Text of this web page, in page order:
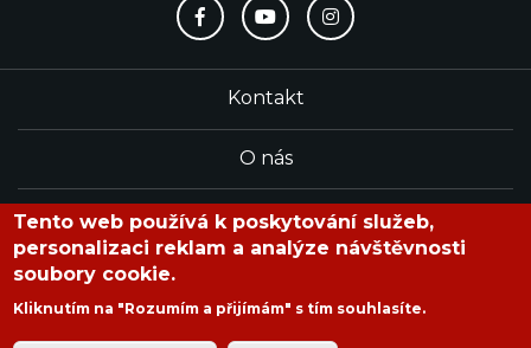
Kontakt
O nás
Redakce
Tento web používá k poskytování služeb,
personalizaci reklam a analýze návštěvnosti
soubory cookie.
Kliknutím na "Rozumím a přijímám" s tím souhlasíte.